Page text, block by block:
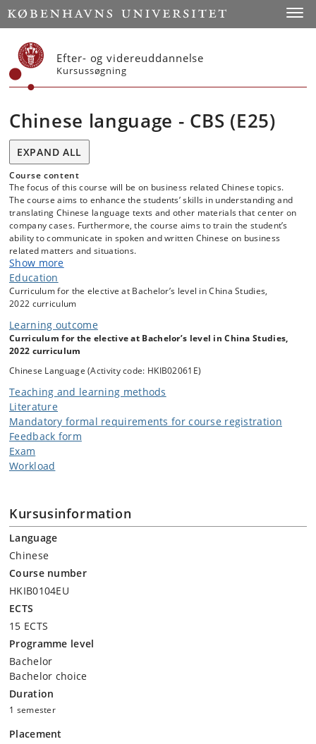
Start
Efter- og videreuddannelse
Kursussøgning
Chinese language - CBS (E25)
EXPAND ALL
Course content
The focus of this course will be on business related Chinese topics.
The course aims to enhance the students’ skills in understanding and
translating Chinese language texts and other materials that center on
company cases. Furthermore, the course aims to train the student’s
ability to communicate in spoken and written Chinese on business
related matters and situations.
Show more
Education
Curriculum for the elective at Bachelor’s level in China Studies,
2022 curriculum
Learning outcome
Curriculum for the elective at Bachelor’s level in China Studies,
2022 curriculum
Chinese Language (Activity code: HKIB02061E)
Teaching and learning methods
Literature
Mandatory formal requirements for course registration
Feedback form
Exam
Workload
Kursusinformation
Language
Chinese
Course number
HKIB0104EU
ECTS
15 ECTS
Programme level
Bachelor
Bachelor choice
Duration
1 semester
Placement